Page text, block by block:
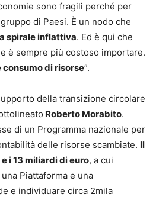
sono fragili perché per
di Paesi. È un nodo che
spirale inflattiva. Ed è qui che
è sempre più costoso importare.
consumo di risorse”.
della transizione circolare
Roberto Morabito.
di un Programma nazionale per
delle risorse scambiate. Il
i 13 miliardi di euro, a cui
Piattaforma e una
e individuare circa 2mila